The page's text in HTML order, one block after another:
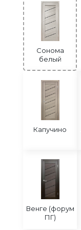
Сонома
белый
Капучино
Венге (форум
ПГ)